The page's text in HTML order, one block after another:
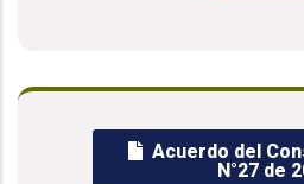
Acuerdo del
N°27 de